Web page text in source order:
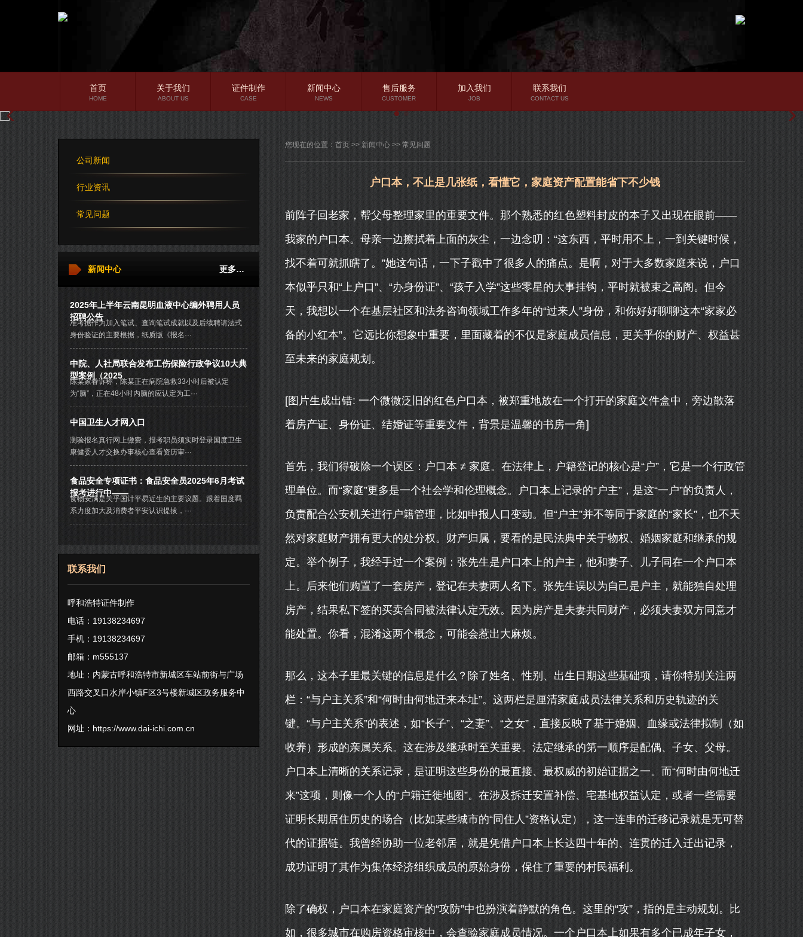
行业资讯
常见问题
首页
HOME
关于我们
ABOUT US
证件制作
CASE
新闻中心
NEWS
售后服务
CUSTOMER
加入我们
JOB
联系我们
CONTACT US
公司新闻
行业资讯
常见问题
更多…
新闻中心
2025年上半年云南昆明血液中心编外聘用人员
招聘公告
准考据作为加入笔试、查询笔试成就以及后续聘请法式
身份验证的主要根据，纸质版《报名···
中院、人社局联合发布工伤保险行政争议10大典
型案例（2025
陈某家眷诉称，陈某正在病院急救33小时后被认定
为“脑”，正在48小时内脑的应认定为工···
中国卫生人才网入口
测验报名真行网上缴费，报考职员须实时登录国度卫生
康健委人才交换办事核心查看资历审···
食品安全专项证书：食品安全员2025年6月考试
报考进行中——
食物安满是关乎国计平易近生的主要议题。跟着国度羁
系力度加大及消费者平安认识提拔，···
联系我们
呼和浩特证件制作
电话：19138234697
手机：19138234697
邮箱：m555137
地址：内蒙古呼和浩特市新城区车站前街与广场
西路交叉口水岸小镇F区3号楼新城区政务服务中
心
网址： https://www.dai-ichi.com.cn
您现在的位置： 首页 >> 新闻中心 >> 常见问题
户口本，不止是几张纸，看懂它，家庭资产配置能省下不少钱
前阵子回老家，帮父母整理家里的重要文件。那个熟悉的红色塑料封皮的本子又出现在眼前——
我家的户口本。母亲一边擦拭着上面的灰尘，一边念叨：“这东西，平时用不上，一到关键时候，
找不着可就抓瞎了。”她这句话，一下子戳中了很多人的痛点。是啊，对于大多数家庭来说，户口
本似乎只和“上户口”、“办身份证”、“孩子入学”这些零星的大事挂钩，平时就被束之高阁。但今
天，我想以一个在基层社区和法务咨询领域工作多年的“过来人”身份，和你好好聊聊这本“家家必
备的小红本”。它远比你想象中重要，里面藏着的不仅是家庭成员信息，更关乎你的财产、权益甚
至未来的家庭规划。
[图片生成出错: 一个微微泛旧的红色户口本，被郑重地放在一个打开的家庭文件盒中，旁边散落
着房产证、身份证、结婚证等重要文件，背景是温馨的书房一角]
首先，我们得破除一个误区：户口本 ≠ 家庭。在法律上，户籍登记的核心是“户”，它是一个行政管
理单位。而“家庭”更多是一个社会学和伦理概念。户口本上记录的“户主”，是这“一户”的负责人，
负责配合公安机关进行户籍管理，比如申报人口变动。但“户主”并不等同于家庭的“家长”，也不天
然对家庭财产拥有更大的处分权。财产归属，要看的是民法典中关于物权、婚姻家庭和继承的规
定。举个例子，我经手过一个案例：张先生是户口本上的户主，他和妻子、儿子同在一个户口本
上。后来他们购置了一套房产，登记在夫妻两人名下。张先生误以为自己是户主，就能独自处理
房产，结果私下签的买卖合同被法律认定无效。因为房产是夫妻共同财产，必须夫妻双方同意才
能处置。你看，混淆这两个概念，可能会惹出大麻烦。
那么，这本子里最关键的信息是什么？除了姓名、性别、出生日期这些基础项，请你特别关注两
栏：“与户主关系”和“何时由何地迁来本址”。这两栏是厘清家庭成员法律关系和历史轨迹的关
键。“与户主关系”的表述，如“长子”、“之妻”、“之女”，直接反映了基于婚姻、血缘或法律拟制（如
收养）形成的亲属关系。这在涉及继承时至关重要。法定继承的第一顺序是配偶、子女、父母。
户口本上清晰的关系记录，是证明这些身份的最直接、最权威的初始证据之一。而“何时由何地迁
来”这项，则像一个人的“户籍迁徙地图”。在涉及拆迁安置补偿、宅基地权益认定，或者一些需要
证明长期居住历史的场合（比如某些城市的“同住人”资格认定），这一连串的迁移记录就是无可替
代的证据链。我曾经协助一位老邻居，就是凭借户口本上长达四十年的、连贯的迁入迁出记录，
成功证明了其作为集体经济组织成员的原始身份，保住了重要的村民福利。
除了确权，户口本在家庭资产的“攻防”中也扮演着静默的角色。这里的“攻”，指的是主动规划。比
如，很多城市在购房资格审核中，会查验家庭成员情况。一个户口本上如果有多个已成年子女，